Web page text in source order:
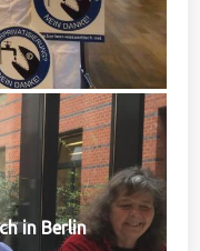
in Berlin